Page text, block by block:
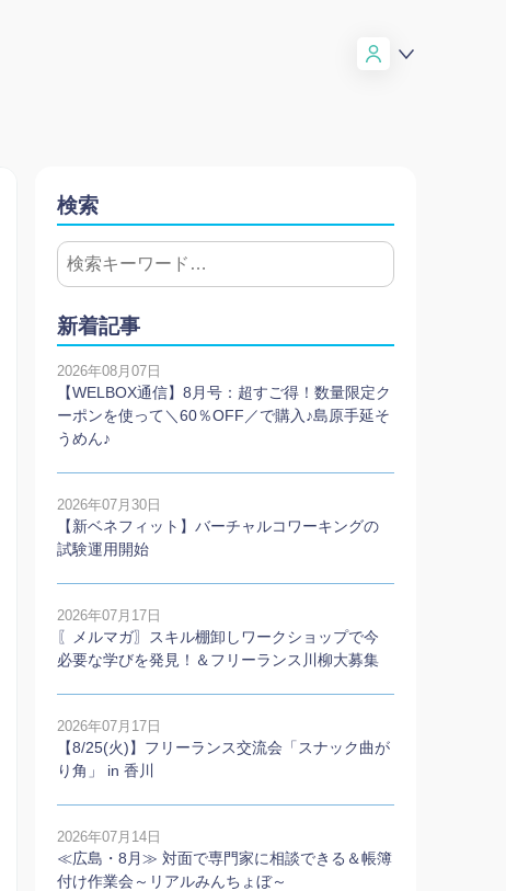
検索
新着記事
2026年08月07日
【WELBOX通信】8月号：超すご得！数量限定ク
ーポンを使って＼60％OFF／で購入♪島原手延そ
うめん♪
2026年07月30日
【新ベネフィット】バーチャルコワーキングの
試験運用開始
2026年07月17日
〖メルマガ〗スキル棚卸しワークショップで今
必要な学びを発見！＆フリーランス川柳大募集
2026年07月17日
【8/25(火)】フリーランス交流会「スナック曲が
り角」 in 香川
2026年07月14日
≪広島・8月≫ 対面で専門家に相談できる＆帳簿
付け作業会～リアルみんちょぼ～